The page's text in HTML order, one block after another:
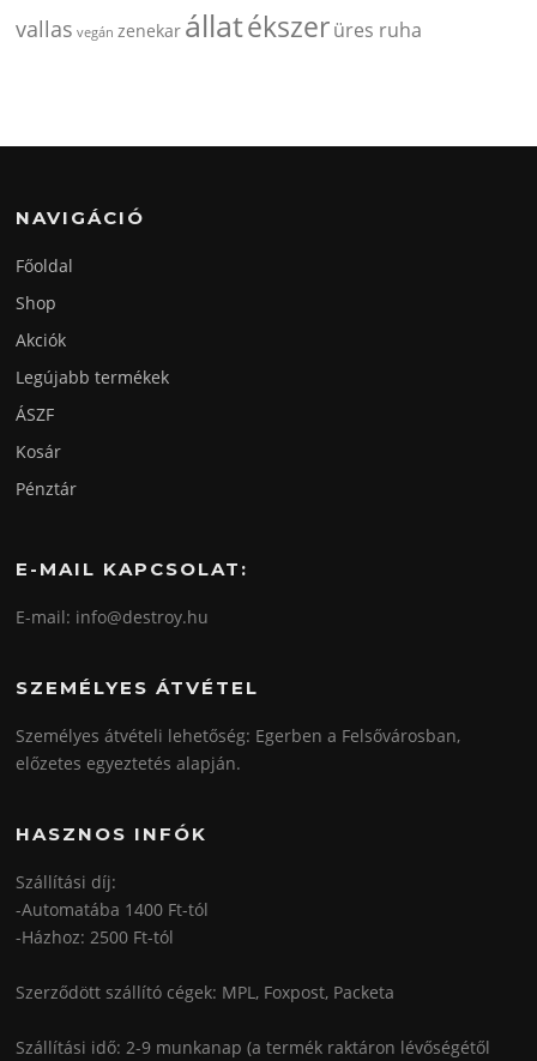
vallas vegán zenekar állatékszerüres ruha
NAVIGÁCIÓ
Főoldal
Shop
Akciók
Legújabb termékek
ÁSZF
Kosár
Pénztár
E-MAIL KAPCSOLAT:
E-mail: info@destroy.hu
SZEMÉLYES ÁTVÉTEL
Személyes átvételi lehetőség: Egerben a Felsővárosban,
előzetes egyeztetés alapján.
HASZNOS INFÓK
Szállítási díj:
-Automatába 1400 Ft-tól
-Házhoz: 2500 Ft-tól
Szerződött szállító cégek: MPL, Foxpost, Packeta
Szállítási idő: 2-9 munkanap (a termék raktáron lévőségétől